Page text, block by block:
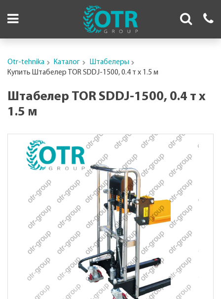
Otr-tehnika Каталог
Штабелеры
Купить Штабелер TOR SDDJ-1500, 0.4 т х 1.5 м
Штабелер TOR SDDJ-1500, 0.4 т х
1.5 м